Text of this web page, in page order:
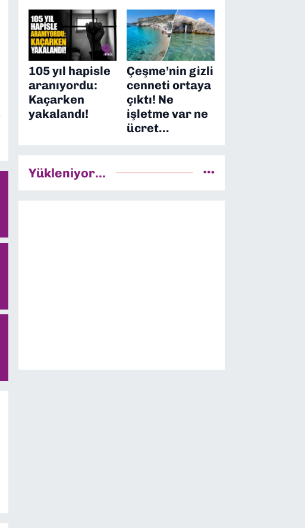
105 yıl hapisle
aranıyordu:
Kaçarken
yakalandı!
Çeşme’nin gizli
cenneti ortaya
çıktı! Ne
işletme var ne
ücret…
Yükleniyor...